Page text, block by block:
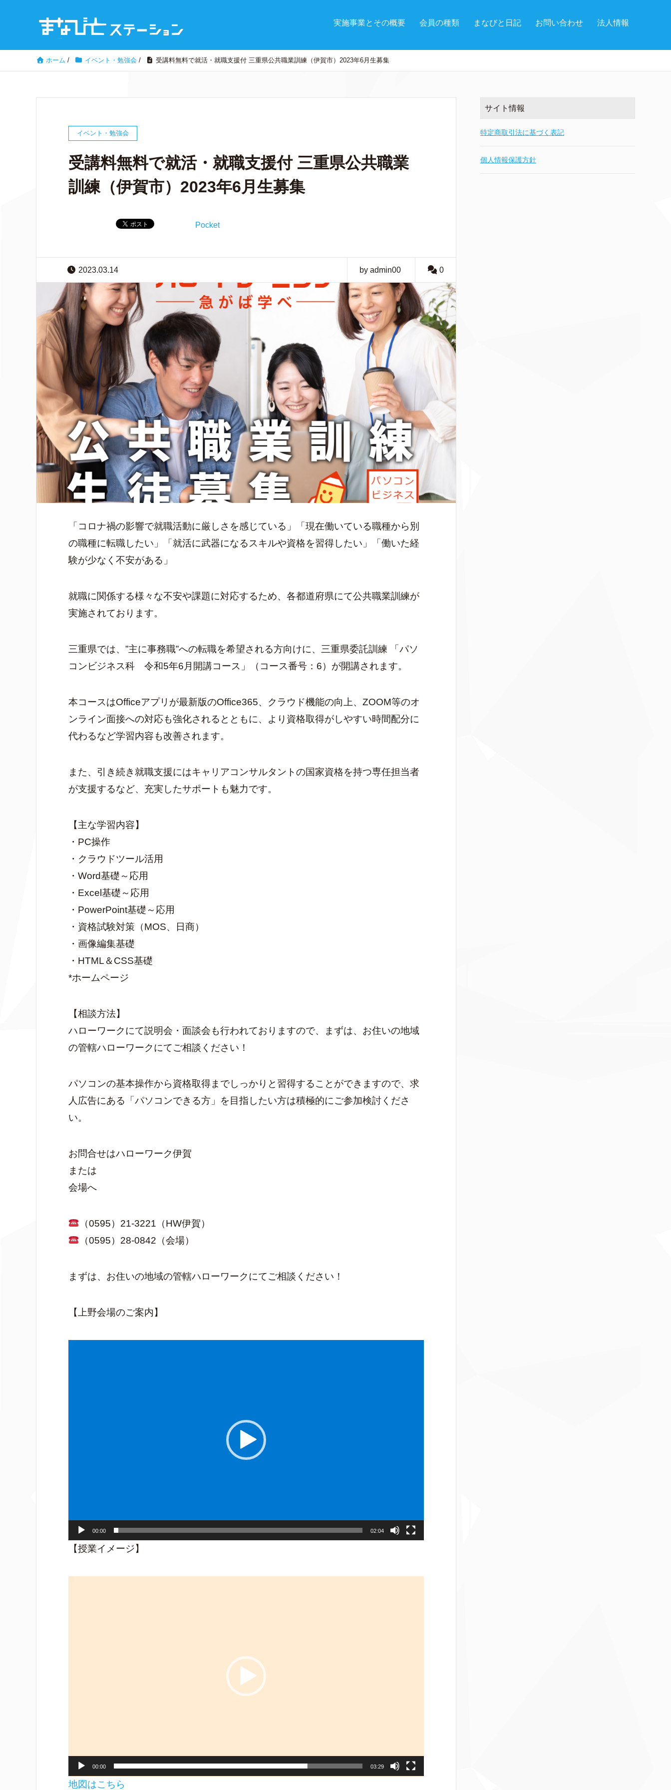
実施事業とその概要 会員の種類 まなびと日記 お問い合わせ 法人情報
ホーム / イベント・勉強会 / 受講料無料で就活・就職支援付 三重県公共職業訓練（伊賀市）2023年6月生募集
イベント・勉強会
受講料無料で就活・就職支援付 三重県公共職業
訓練（伊賀市）2023年6月生募集
Pocket
2023.03.14 by admin00 0
「コロナ禍の影響で就職活動に厳しさを感じている」「現在働いている職種から別
の職種に転職したい」「就活に武器になるスキルや資格を習得したい」「働いた経
験が少なく不安がある」
就職に関係する様々な不安や課題に対応するため、各都道府県にて公共職業訓練が
実施されております。
三重県では、”主に事務職”への転職を希望される方向けに、三重県委託訓練 「パソ
コンビジネス科 令和5年6月開講コース」（コース番号：6）が開講されます。
本コースはOfficeアプリが最新版のOffice365、クラウド機能の向上、ZOOM等のオ
ンライン面接への対応も強化されるとともに、より資格取得がしやすい時間配分に
代わるなど学習内容も改善されます。
また、引き続き就職支援にはキャリアコンサルタントの国家資格を持つ専任担当者
が支援するなど、充実したサポートも魅力です。
【主な学習内容】
・PC操作
・クラウドツール活用
・Word基礎～応用
・Excel基礎～応用
・PowerPoint基礎～応用
・資格試験対策（MOS、日商）
・画像編集基礎
・HTML＆CSS基礎
*ホームページ
【相談方法】
ハローワークにて説明会・面談会も行われておりますので、まずは、お住いの地域
の管轄ハローワークにてご相談ください！
パソコンの基本操作から資格取得までしっかりと習得することができますので、求
人広告にある「パソコンできる方」を目指したい方は積極的にご参加検討くださ
い。
お問合せはハローワーク伊賀
または
会場へ
（0595）21-3221（HW伊賀）
（0595）28-0842（会場）
まずは、お住いの地域の管轄ハローワークにてご相談ください！
【上野会場のご案内】
00:00 02:04
【授業イメージ】
00:00 03:29
地図はこちら
サイト情報
特定商取引法に基づく表記
個人情報保護方針